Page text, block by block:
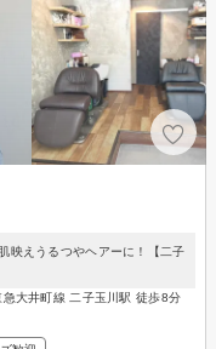
映えうるつやヘアーに！【二子
大井町線 二子玉川駅 徒歩8分